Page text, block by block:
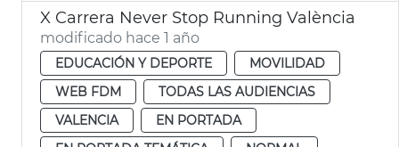
X Carrera Never Stop Running València
modificado hace 1 año
EDUCACIÓN Y DEPORTE
MOVILIDAD
WEB FDM
TODAS LAS AUDIENCIAS
VALENCIA
EN PORTADA